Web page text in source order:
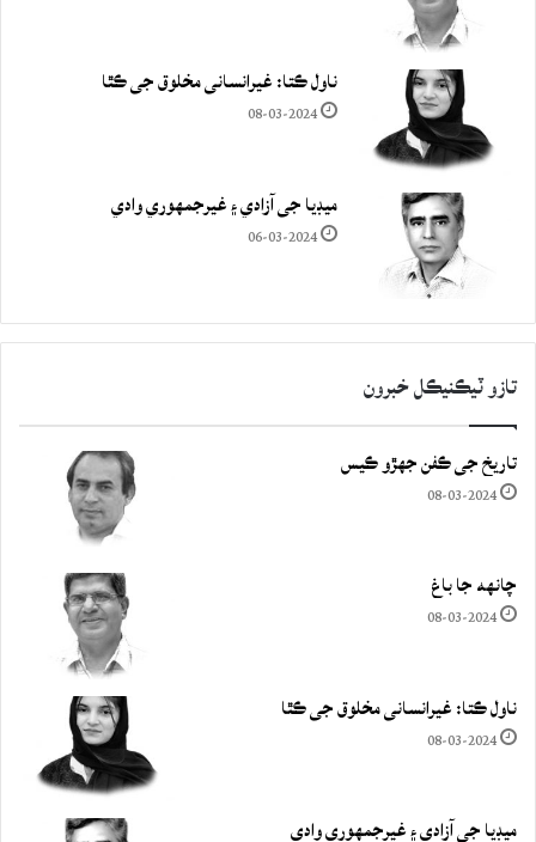
ناول ڪتا: غيرانساني مخلوق جي ڪٿا
08-03-2024
ميڊيا جي آزادي ۽ غيرجمھوري وادي
06-03-2024
تازو ٽيڪنيڪل خبرون
تاريخ جي ڪفن جھڙو ڪيس
08-03-2024
چانهه جا باغ
08-03-2024
ناول ڪتا: غيرانساني مخلوق جي ڪٿا
08-03-2024
ميڊيا جي آزادي ۽ غيرجمھوري وادي